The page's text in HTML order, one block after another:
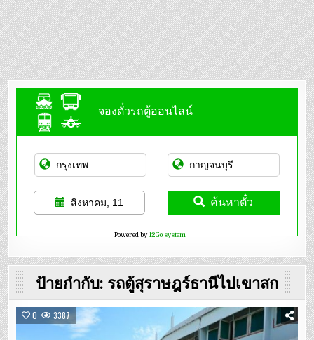
จองตั๋วรถตู้ออนไลน์
สิงหาคม, 11 ค้นหาตั๋ว
Powered by12Go system
ป้ายกำกับ: รถตู้สุราษฎร์ธานีไปเขาสก
0 3387